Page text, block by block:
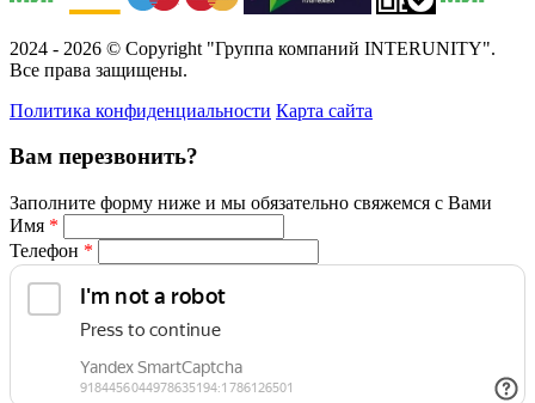
2024 - 2026 © Copyright "Группа компаний INTERUNITY".
Все права защищены.
Политика конфиденциальности Карта сайта
Вам перезвонить?
Заполните форму ниже и мы обязательно свяжемся с Вами
Имя *
Телефон *